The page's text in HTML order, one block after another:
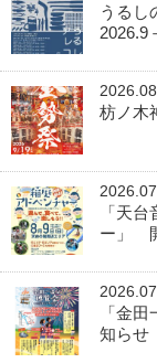
うるし
2026.9
枋ノ木
「天
ー」
「金
知らせ